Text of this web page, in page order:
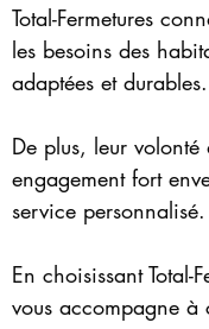
Total-Fermetures
les besoins des
adaptées et durables.
De plus, leur
engagement fort
service personnalisé.
En choisissant
vous accompagne à